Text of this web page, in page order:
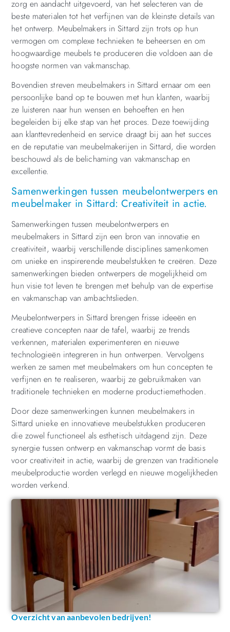
zorg en aandacht uitgevoerd, van het selecteren van de
beste materialen tot het verfijnen van de kleinste details van
het ontwerp. Meubelmakers in Sittard zijn trots op hun
vermogen om complexe technieken te beheersen en om
hoogwaardige meubels te produceren die voldoen aan de
hoogste normen van vakmanschap.
Bovendien streven meubelmakers in Sittard ernaar om een
persoonlijke band op te bouwen met hun klanten, waarbij
ze luisteren naar hun wensen en behoeften en hen
begeleiden bij elke stap van het proces. Deze toewijding
aan klanttevredenheid en service draagt bij aan het succes
en de reputatie van meubelmakerijen in Sittard, die worden
beschouwd als de belichaming van vakmanschap en
excellentie.
Samenwerkingen tussen meubelontwerpers en
meubelmaker in Sittard: Creativiteit in actie.
Samenwerkingen tussen meubelontwerpers en
meubelmakers in Sittard zijn een bron van innovatie en
creativiteit, waarbij verschillende disciplines samenkomen
om unieke en inspirerende meubelstukken te creëren. Deze
samenwerkingen bieden ontwerpers de mogelijkheid om
hun visie tot leven te brengen met behulp van de expertise
en vakmanschap van ambachtslieden.
Meubelontwerpers in Sittard brengen frisse ideeën en
creatieve concepten naar de tafel, waarbij ze trends
verkennen, materialen experimenteren en nieuwe
technologieën integreren in hun ontwerpen. Vervolgens
werken ze samen met meubelmakers om hun concepten te
verfijnen en te realiseren, waarbij ze gebruikmaken van
traditionele technieken en moderne productiemethoden.
Door deze samenwerkingen kunnen meubelmakers in
Sittard unieke en innovatieve meubelstukken produceren
die zowel functioneel als esthetisch uitdagend zijn. Deze
synergie tussen ontwerp en vakmanschap vormt de basis
voor creativiteit in actie, waarbij de grenzen van traditionele
meubelproductie worden verlegd en nieuwe mogelijkheden
worden verkend.
Overzicht van aanbevolen bedrijven!